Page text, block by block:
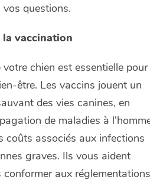
questions.
vaccination
chien est essentielle pour
être. Les vaccins jouent un
des vies canines, en
de maladies à
coûts associés aux infections
graves. Ils vous aident
conformer aux réglementations